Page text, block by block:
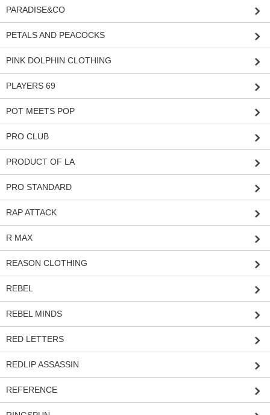
PARADISE&CO
PETALS AND PEACOCKS
PINK DOLPHIN CLOTHING
PLAYERS 69
POT MEETS POP
PRO CLUB
PRODUCT OF LA
PRO STANDARD
RAP ATTACK
R MAX
REASON CLOTHING
REBEL
REBEL MINDS
RED LETTERS
REDLIP ASSASSIN
REFERENCE